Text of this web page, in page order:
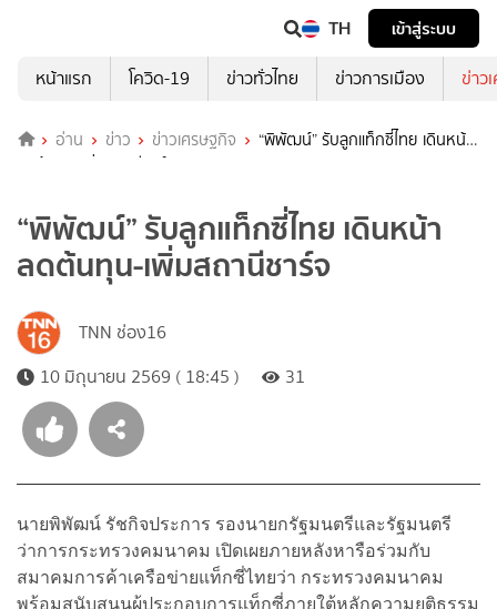
TH
เข้าสู่ระบบ
หน้าแรก
โควิด-19 ข่าวทั่วไทย ข่าวการเมือง ข่าว
อ่าน ข่าว ข่าวเศรษฐกิจ
“พิพัฒน์” รับลูกแท็กซี่ไทย เดินหน้า
ลดต้นทุน-เพิ่มสถานีชาร์จ
“พิพัฒน์” รับลูกแท็กซี่ไทย เดินหน้า
ลดต้นทุน-เพิ่มสถานีชาร์จ
TNN ช่อง16
10 มิถุนายน 2569 ( 18:45 )
31
นายพิพัฒน์ รัชกิจประการ รองนายกรัฐมนตรีและรัฐมนตรี
ว่าการกระทรวงคมนาคม เปิดเผยภายหลังหารือร่วมกับ
สมาคมการค้าเครือข่ายแท็กซี่ไทยว่า กระทรวงคมนาคม
พร้อมสนับสนุนผู้ประกอบการแท็กซี่ภายใต้หลักความยุติธรรม